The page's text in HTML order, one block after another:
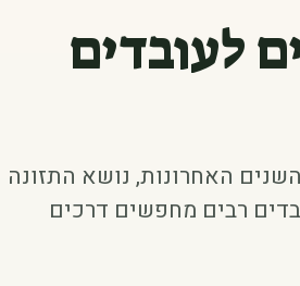
לעובדים
האחרונות, נושא התזונה
רבים מחפשים דרכים